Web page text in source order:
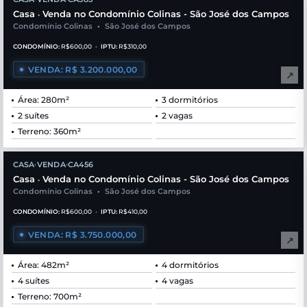
Casa •Venda no Condomínio Colinas - São José dos Campos
Condomínio Colinas • São José dos Campos
CONDOMÍNIO:R$600,00 • IPTU:R$310,00
VENDA: R$ 3.200.000,00 ↗
Área: 280m²
3 dormitórios
2 suítes
2 vagas
Terreno: 360m²
CASA•VENDA•CA456
Casa •Venda no Condomínio Colinas - São José dos Campos
Condomínio Colinas • São José dos Campos
CONDOMÍNIO:R$600,00 • IPTU:R$410,00
VENDA: R$ 3.750.000,00 ↗
Área: 482m²
4 dormitórios
4 suítes
4 vagas
Terreno: 700m²